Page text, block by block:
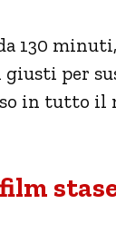
130 minuti,
giusti per
in tutto il